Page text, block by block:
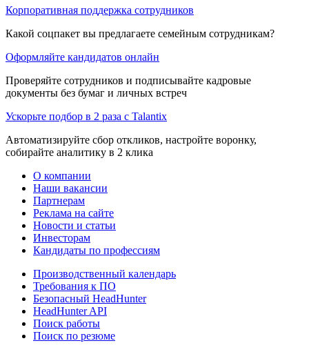
Корпоративная поддержка сотрудников
Какой соцпакет вы предлагаете семейным сотрудникам?
Оформляйте кандидатов онлайн
Проверяйте сотрудников и подписывайте кадровые
документы без бумаг и личных встреч
Ускорьте подбор в 2 раза с Talantix
Автоматизируйте сбор откликов, настройте воронку,
собирайте аналитику в 2 клика
О компании
Наши вакансии
Партнерам
Реклама на сайте
Новости и статьи
Инвесторам
Кандидаты по профессиям
Производственный календарь
Требования к ПО
Безопасный HeadHunter
HeadHunter API
Поиск работы
Поиск по резюме